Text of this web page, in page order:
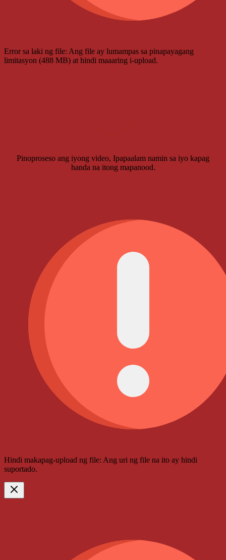
Error sa laki ng file: Ang file ay lumampas sa pinapayagang
limitasyon (488 MB) at hindi maaaring i-upload.
Pinoproseso ang iyong video, Ipapaalam namin sa iyo kapag
handa na itong mapanood.
Hindi makapag-upload ng file: Ang uri ng file na ito ay hindi
suportado.